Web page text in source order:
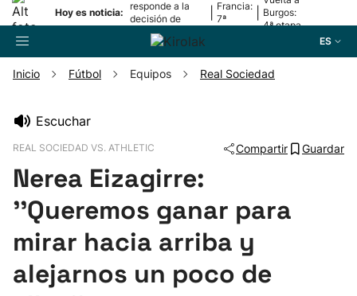
Hoy es noticia:
responde a la
decisión de
Oriamendi
Francia:
7ª
Burgos:
4ª etapa
ES
Pelota
Remo
Baloncesto
Inicio Fútbol Equipos Real Sociedad
Escuchar
REAL SOCIEDAD VS. ATHLETIC Compartir Guardar
Nerea Eizagirre:
''Queremos ganar para
mirar hacia arriba y
alejarnos un poco de